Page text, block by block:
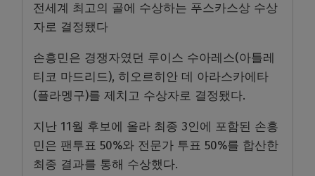
전세계 최고의 골에 수상하는 푸스카스상 수상
자로 결정됐다
손흥민은 경쟁자였던 루이스 수아레스(아틀레
티코 마드리드), 히오르히안 데 아라스카에타
(플라멩구)를 제치고 수상자로 결정됐다.
지난 11월 후보에 올라 최종 3인에 포함된 손흥
민은 팬투표 50%와 전문가 투표 50%를 합산한
최종 결과를 통해 수상했다.